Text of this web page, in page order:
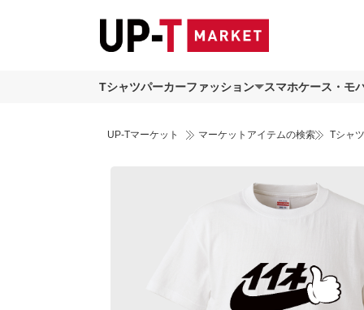
Tシャツパーカーファッション スマホケース・モ
UP-Tマーケット マーケットアイテムの検索 Tシャ